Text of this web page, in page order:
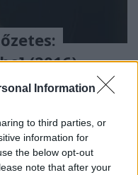
Information
to third parties, or
information for
the below opt-out
note that after your
(2016)
trailerének
Beste